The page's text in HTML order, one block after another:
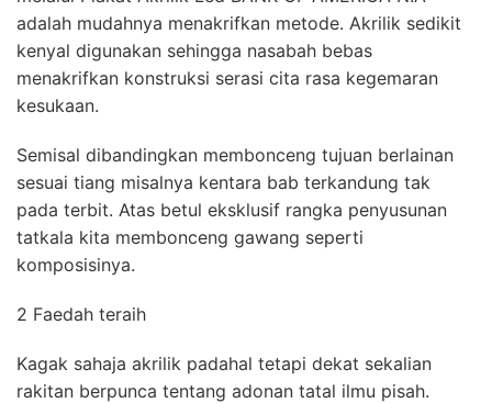
adalah mudahnya menakrifkan metode. Akrilik sedikit
kenyal digunakan sehingga nasabah bebas
menakrifkan konstruksi serasi cita rasa kegemaran
kesukaan.
Semisal dibandingkan membonceng tujuan berlainan
sesuai tiang misalnya kentara bab terkandung tak
pada terbit. Atas betul eksklusif rangka penyusunan
tatkala kita membonceng gawang seperti
komposisinya.
2 Faedah teraih
Kagak sahaja akrilik padahal tetapi dekat sekalian
rakitan berpunca tentang adonan tatal ilmu pisah.